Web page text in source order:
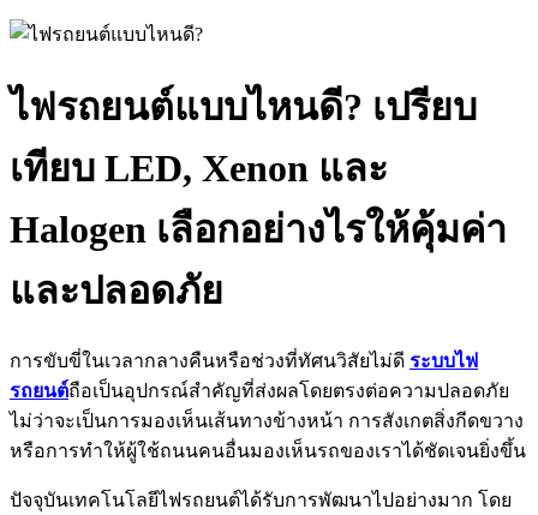
ไฟรถยนต์แบบไหนดี? เปรียบ
เทียบ LED, Xenon และ
Halogen เลือกอย่างไรให้คุ้มค่า
และปลอดภัย
การขับขี่ในเวลากลางคืนหรือช่วงที่ทัศนวิสัยไม่ดี ระบบไฟ
รถยนต์ถือเป็นอุปกรณ์สำคัญที่ส่งผลโดยตรงต่อความปลอดภัย
ไม่ว่าจะเป็นการมองเห็นเส้นทางข้างหน้า การสังเกตสิ่งกีดขวาง
หรือการทำให้ผู้ใช้ถนนคนอื่นมองเห็นรถของเราได้ชัดเจนยิ่งขึ้น
ปัจจุบันเทคโนโลยีไฟรถยนต์ได้รับการพัฒนาไปอย่างมาก โดย